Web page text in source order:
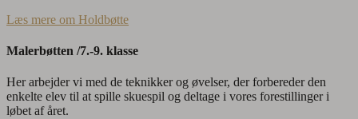
Læs mere om Holdbøtte
Malerbøtten /7.-9. klasse
Her arbejder vi med de teknikker og øvelser, der forbereder den
enkelte elev til at spille skuespil og deltage i vores forestillinger i
løbet af året.